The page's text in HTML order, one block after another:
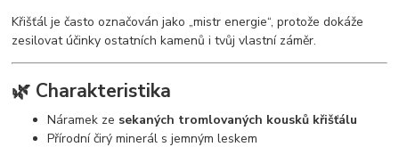
Křišťál je často označován jako „mistr energie“, protože dokáže
zesilovat účinky ostatních kamenů i tvůj vlastní záměr.
🌿 Charakteristika
Náramek ze sekaných tromlovaných kousků křišťálu
Přírodní čirý minerál s jemným leskem